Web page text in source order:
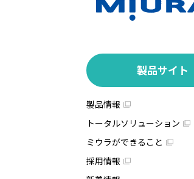
製品サイト
製品情報
トータルソリューション
ミウラができること
採用情報